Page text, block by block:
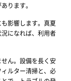
ります。
影響します。真夏
になれば、利用者
ん。設備を長く安
ルター清掃と、必